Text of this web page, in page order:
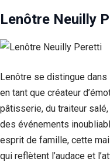
Lenôtre Neuilly
Lenôtre se distingue dans
en tant que créateur
pâtisserie, du traiteur
des événements
esprit de famille, cette
qui reflètent l’audace et
et la structure
de la façon
Web est
utilisé.
Experience
Afin que notre
site Web
fonctionne